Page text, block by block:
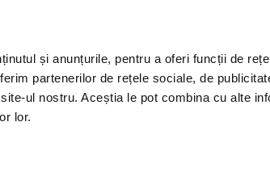
și anunțurile, pentru a oferi funcții de
partenerilor de rețele sociale, de
ul nostru. Aceștia le pot combina cu alte
lor.